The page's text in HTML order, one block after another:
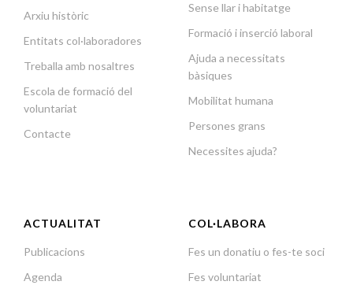
Arxiu històric
Entitats col·laboradores
Treballa amb nosaltres
Escola de formació del
voluntariat
Contacte
Sense llar i habitatge
Formació i inserció laboral
Ajuda a necessitats
bàsiques
Mobilitat humana
Persones grans
Necessites ajuda?
ACTUALITAT
Publicacions
Agenda
COL·LABORA
Fes un donatiu o fes-te soci
Fes voluntariat